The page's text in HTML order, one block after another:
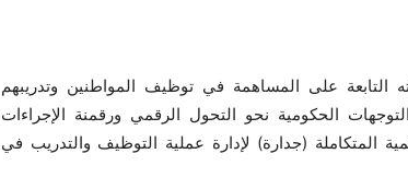
التابعة على المساهمة في توظيف المواطنين وتدريبهم
الحكومية نحو التحول الرقمي ورقمنة الإجراءات
المتكاملة (جدارة) لإدارة عملية التوظيف والتدريب في